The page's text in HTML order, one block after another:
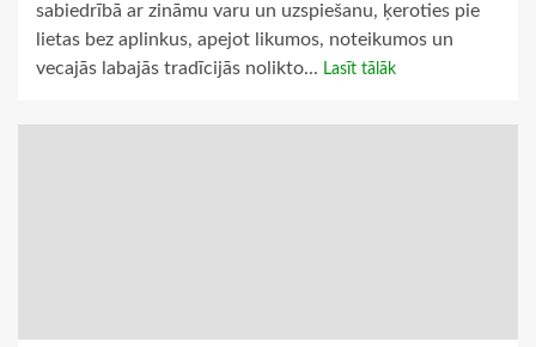
sabiedrībā ar zināmu varu un uzspiešanu, ķeroties pie
lietas bez aplinkus, apejot likumos, noteikumos un
vecajās labajās tradīcijās nolikto... Lasīt tālāk